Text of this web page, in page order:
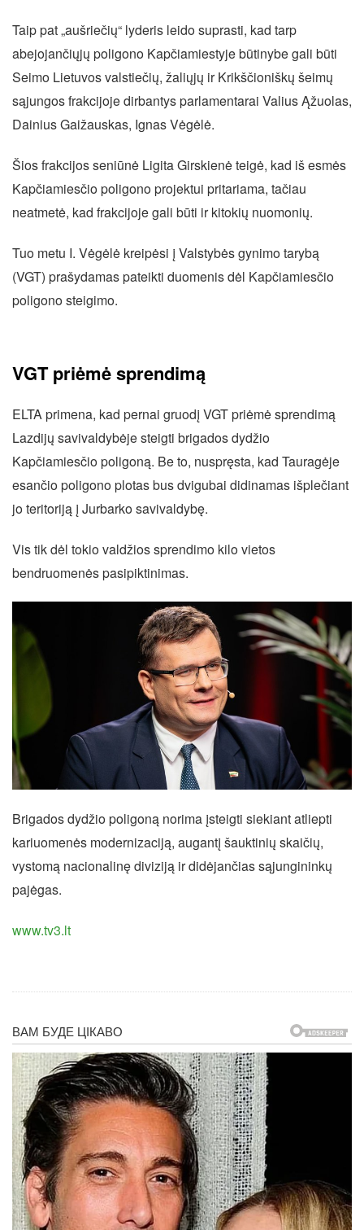
Taip pat „aušriečių“ lyderis leido suprasti, kad tarp
abejojančiųjų poligono Kapčiamiestyje būtinybe gali būti
Seimo Lietuvos valstiečių, žaliųjų ir Krikščioniškų šeimų
sąjungos frakcijoje dirbantys parlamentarai Valius Ąžuolas,
Dainius Gaižauskas, Ignas Vėgėlė.
Šios frakcijos seniūnė Ligita Girskienė teigė, kad iš esmės
Kapčiamiesčio poligono projektui pritariama, tačiau
neatmetė, kad frakcijoje gali būti ir kitokių nuomonių.
Tuo metu I. Vėgėlė kreipėsi į Valstybės gynimo tarybą
(VGT) prašydamas pateikti duomenis dėl Kapčiamiesčio
poligono steigimo.
VGT priėmė sprendimą
ELTA primena, kad pernai gruodį VGT priėmė sprendimą
Lazdijų savivaldybėje steigti brigados dydžio
Kapčiamiesčio poligoną. Be to, nuspręsta, kad Tauragėje
esančio poligono plotas bus dvigubai didinamas išplečiant
jo teritoriją į Jurbarko savivaldybę.
Vis tik dėl tokio valdžios sprendimo kilo vietos
bendruomenės pasipiktinimas.
Brigados dydžio poligoną norima įsteigti siekiant atliepti
kariuomenės modernizaciją, augantį šauktinių skaičių,
vystomą nacionalinę diviziją ir didėjančias sąjungininkų
pajėgas.
www.tv3.lt